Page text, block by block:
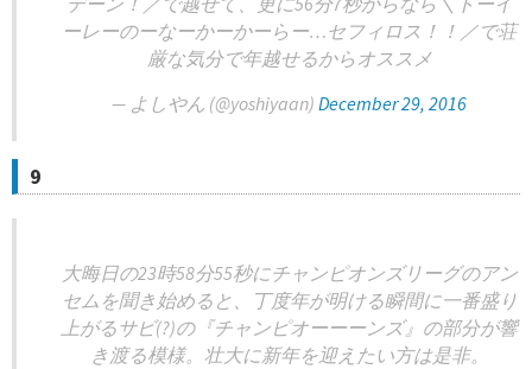
ーレーのーなーかーかーらー…セフィロス！！／で荘
厳な気分で年越せるからオススメ
— よしやん (@yoshiyaan) December 29, 2016
9
大晦日の23時58分55秒にチャンピオンズリーグのアン
セムを聞き始めると、丁度年が明ける瞬間に一番盛り
上がるサビ(?)の『チャンピオーーーンズ』の部分が響
き渡る模様。壮大に新年を迎えたい方は是非。